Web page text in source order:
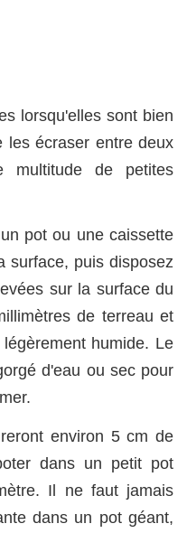
lorsqu'elles sont bien
les écraser entre deux
multitude de petites
pot ou une caissette
surface, puis disposez
sur la surface du
de terreau et
humide. Le
d'eau ou sec pour
environ 5 cm de
dans un petit pot
Il ne faut jamais
dans un pot géant,